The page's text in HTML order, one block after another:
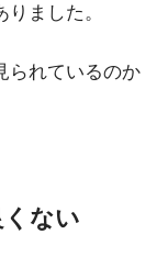
ました。
られているのか
ない